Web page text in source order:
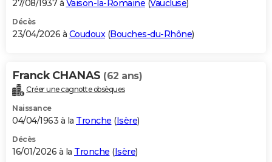
GUIDES D'ACHAT
BONS PLANS
Carte de Noël
Carte Bonne année
Carte Saint-Valentin
Carte Pâques
Carte d'anniversaire
DICTIONNAIRE
Dictionnaire
Biographies
Citations
Expressions
Proverbes
PROGRAMME TV
S'inscrire
Se connecter
Lycées
Collèges
Primaires
Universités
Entreprises
Service militaire
Avis de recherche
AVIS DE DÉCÈS
27/08/1937 à Vaison-la-Romaine (Vaucluse)
Décès
23/04/2026 à Coudoux(Bouches-du-Rhône)
Franck CHANAS (62 ans)
Créer une cagnotte obsèques
Naissance
04/04/1963 à la Tronche (Isère)
Décès
16/01/2026 à la Tronche (Isère)